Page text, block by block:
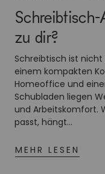
zu dir?
Schreibtisch ist nicht
einem kompakten
Homeoffice und
Schubladen liegen
und Arbeitskomfort.
passt, hängt...
MEHR LESEN